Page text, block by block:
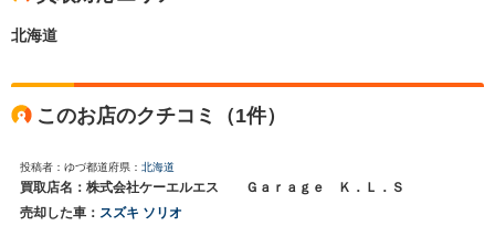
北海道
このお店のクチコミ（1件）
投稿者：ゆづ都道府県： 北海道
買取店名：株式会社ケーエルエス Ｇａｒａｇｅ Ｋ．Ｌ．Ｓ
売却した車： スズキ ソリオ